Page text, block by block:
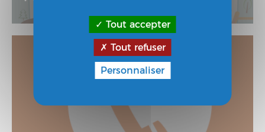
Tout accepter
Tout refuser
Personnaliser